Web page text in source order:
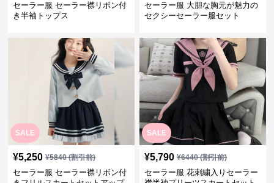
セーラー服 セーラー襟リボン付
き半袖トップス
セーラー服 大胆な胸元が魅力の
セクシーセーラー服セット
SALE
¥5,250 ¥5840(割引前)
セーラー服 セーラー襟リボン付
SALE
¥5,790 ¥6440(割引前)
セーラー服 花刺繍入りセーラー